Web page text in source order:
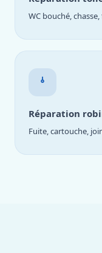
WC bouché,
Réparation
Fuite, cartouche,